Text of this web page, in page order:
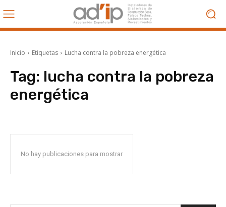
Inicio Etiquetas Lucha contra la pobreza energética
Tag: lucha contra la pobreza
energética
No hay publicaciones para mostrar